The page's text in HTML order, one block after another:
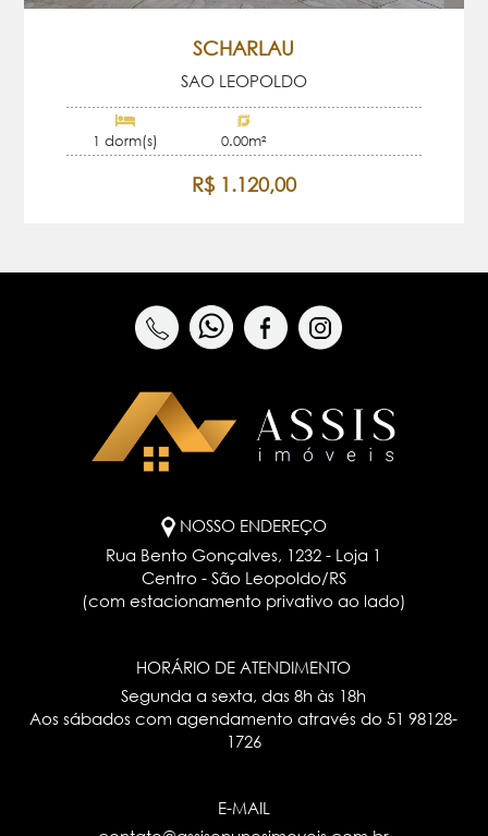
SCHARLAU
SAO LEOPOLDO
1 dorm(s) 0.00m²
R$ 1.120,00
NOSSO ENDEREÇO
Rua Bento Gonçalves, 1232 - Loja 1
Centro - São Leopoldo/RS
(com estacionamento privativo ao lado)
HORÁRIO DE ATENDIMENTO
Segunda a sexta, das 8h às 18h
Aos sábados com agendamento através do51 98128-
1726
E-MAIL